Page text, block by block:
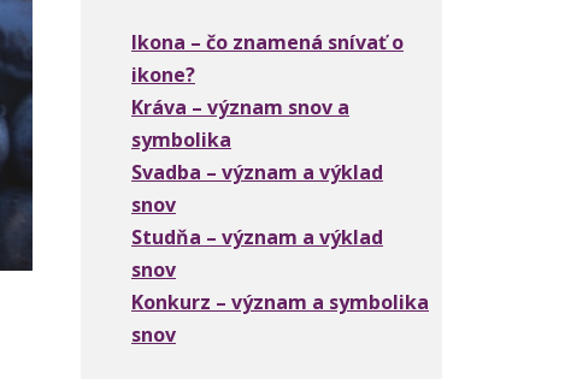
Ikona – čo znamená snívať o
ikone?
Kráva – význam snov a
symbolika
Svadba – význam a výklad
snov
Studňa – význam a výklad
snov
Konkurz – význam a symbolika
snov